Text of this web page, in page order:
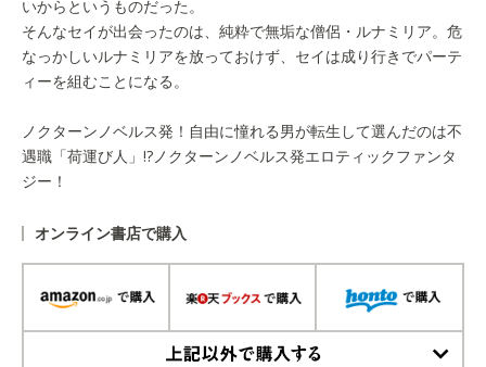
いからというものだった。
そんなセイが出会ったのは、純粋で無垢な僧侶・ルナミリア。危
なっかしいルナミリアを放っておけず、セイは成り行きでパーテ
ィーを組むことになる。
ノクターンノベルス発！自由に憧れる男が転生して選んだのは不
遇職「荷運び人」!?ノクターンノベルス発エロティックファンタ
ジー！
オンライン書店で購入